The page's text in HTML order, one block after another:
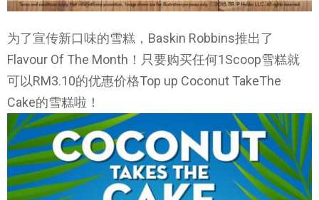
为了宣传新口味的雪糕，Baskin Robbins推出了
Flavour Of The Month！只要购买任何1Scoop雪糕就
可以RM3.10的优惠价格Top up Coconut TakeThe
Cake的雪糕啦！